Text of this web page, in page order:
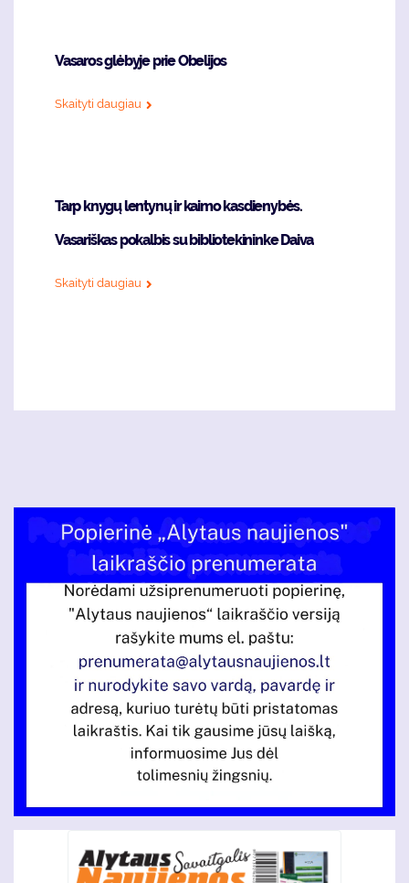
Vasaros glėbyje prie Obelijos
Skaityti daugiau
Tarp knygų lentynų ir kaimo kasdienybės.
Vasariškas pokalbis su bibliotekininke Daiva
Skaityti daugiau